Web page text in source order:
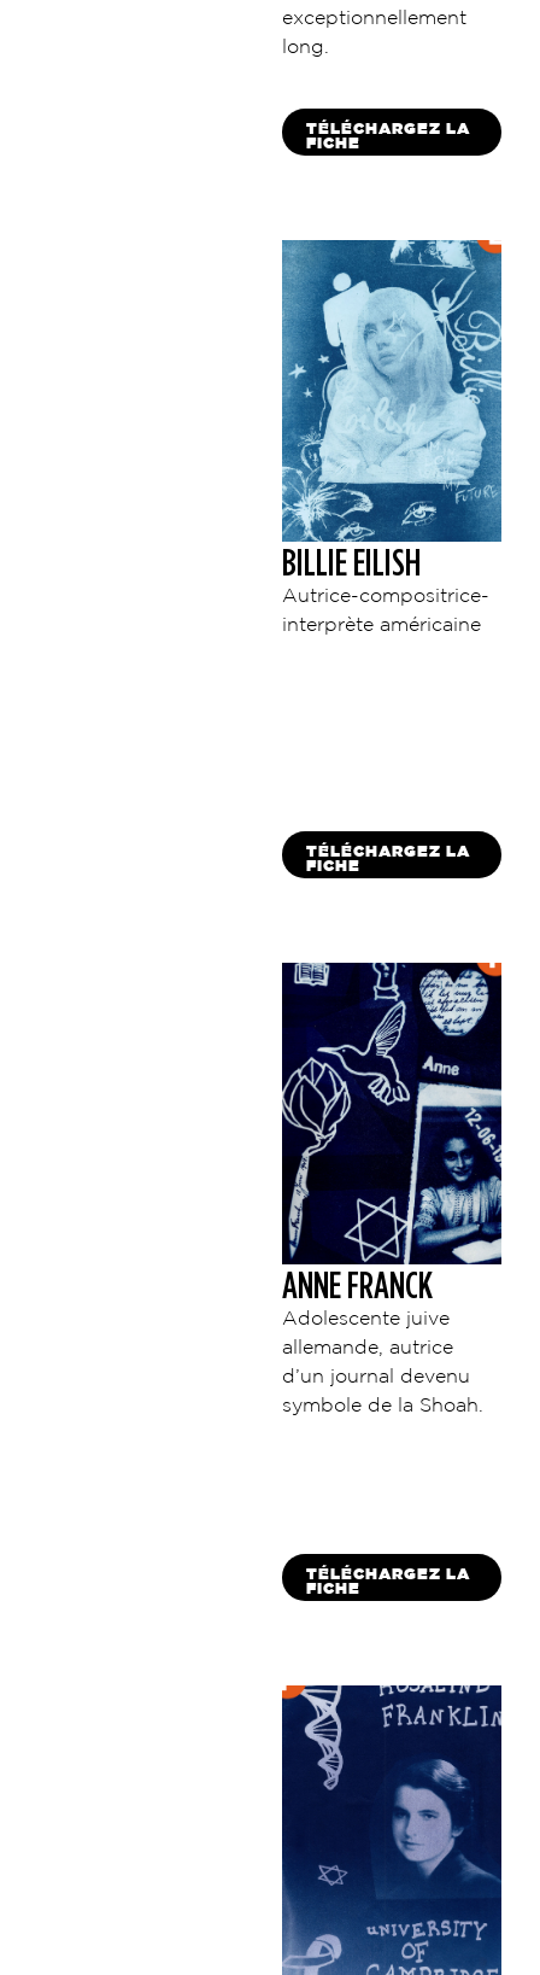
exceptionnellement
long.
TÉLÉCHARGEZ LA
FICHE
BILLIE EILISH
Autrice-compositrice-
interprète américaine
TÉLÉCHARGEZ LA
FICHE
ANNE FRANCK
Adolescente juive
allemande, autrice
d’un journal devenu
symbole de la Shoah.
TÉLÉCHARGEZ LA
FICHE